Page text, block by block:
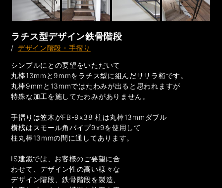
ラチス型デザイン鉄骨階段
/ デザイン階段・手摺り
シンプルにとの要望をいただいて
丸棒13mmと9mmをラチス型に組んだササラ桁です。
丸棒9mmと13mmではたわみが出ると思われますが
特殊な加工を施してたわみがありません。
手摺りは笠木がFB-9x38 柱は丸棒13mmダブル
横桟はスモール角パイプ9x9を使用して
柱丸棒13mmの間に通してあります。
IS建鐵では、お客様のご要望に合
わせて、デザイン性の高い様々な
デザイン階段、鉄骨階段を製造、